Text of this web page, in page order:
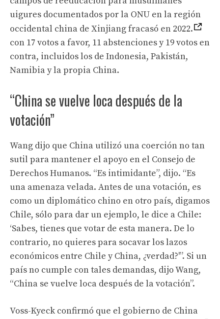
uigures documentados por la ONU en la región
occidental china de Xinjiang fracasó en 2022.
con 17 votos a favor, 11 abstenciones y 19 votos en
contra, incluidos los de Indonesia, Pakistán,
Namibia y la propia China.
“China se vuelve loca después de la
votación”
Wang dijo que China utilizó una coerción no tan
sutil para mantener el apoyo en el Consejo de
Derechos Humanos. “Es intimidante”, dijo. “Es
una amenaza velada. Antes de una votación, es
como un diplomático chino en otro país, digamos
Chile, sólo para dar un ejemplo, le dice a Chile:
‘Sabes, tienes que votar de esta manera. De lo
contrario, no quieres para socavar los lazos
económicos entre Chile y China, ¿verdad?'”. Si un
país no cumple con tales demandas, dijo Wang,
“China se vuelve loca después de la votación”.
Voss-Kyeck confirmó que el gobierno de China